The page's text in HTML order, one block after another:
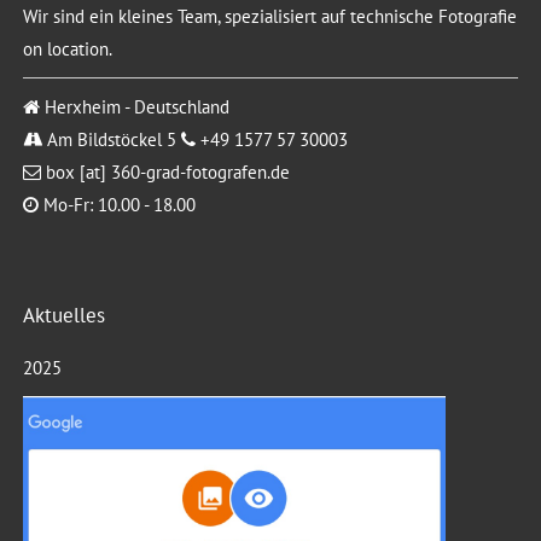
Wir sind ein kleines Team, spezialisiert auf technische Fotografie
on location.
Herxheim - Deutschland
Am Bildstöckel 5
+49 1577 57 30003
box [at] 360-grad-fotografen.de
Mo-Fr: 10.00 - 18.00
Aktuelles
2025